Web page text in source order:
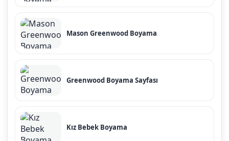
Mason Greenwood Boyama
Greenwood Boyama Sayfası
Kız Bebek Boyama